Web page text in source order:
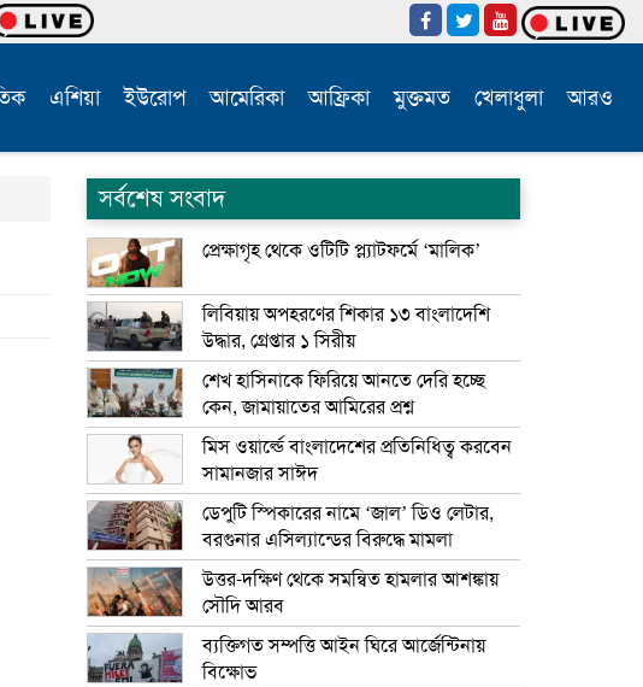
এশিয়া ইউরোপ আমেরিকা আফ্রিকা মুক্তমত খেলাধুলা আরও
সর্বশেষ সংবাদ
প্রেক্ষাগৃহ থেকে ওটিটি প্ল্যাটফর্মে ‘মালিক’
লিবিয়ায় অপহরণের শিকার ১৩ বাংলাদেশি
উদ্ধার, গ্রেপ্তার ১ সিরীয়
শেখ হাসিনাকে ফিরিয়ে আনতে দেরি হচ্ছে
কেন, জামায়াতের আমিরের প্রশ্ন
মিস ওয়ার্ল্ডে বাংলাদেশের প্রতিনিধিত্ব করবেন
সামানজার সাঈদ
ডেপুটি স্পিকারের নামে ‘জাল’ ডিও লেটার,
বরগুনার এসিল্যান্ডের বিরুদ্ধে মামলা
উত্তর-দক্ষিণ থেকে সমন্বিত হামলার আশঙ্কায়
সৌদি আরব
ব্যক্তিগত সম্পত্তি আইন ঘিরে আর্জেন্টিনায়
বিক্ষোভ